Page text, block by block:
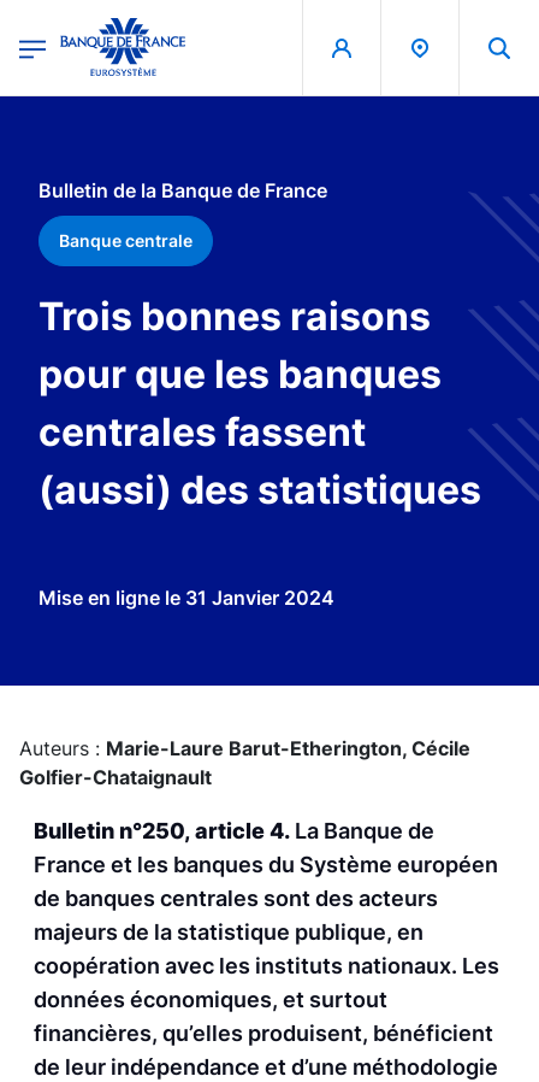
Banque de France - Menu Principal
Bulletin de la Banque de France
Banque centrale
Trois bonnes raisons
pour que les banques
centrales fassent
(aussi) des statistiques
Mise en ligne le 31 Janvier 2024
Auteurs : Marie-Laure Barut-Etherington, Cécile
Golfier-Chataignault
Bulletin n°250, article 4. La Banque de
France et les banques du Système européen
de banques centrales sont des acteurs
majeurs de la statistique publique, en
coopération avec les instituts nationaux. Les
données économiques, et surtout
financières, qu’elles produisent, bénéficient
de leur indépendance et d’une méthodologie